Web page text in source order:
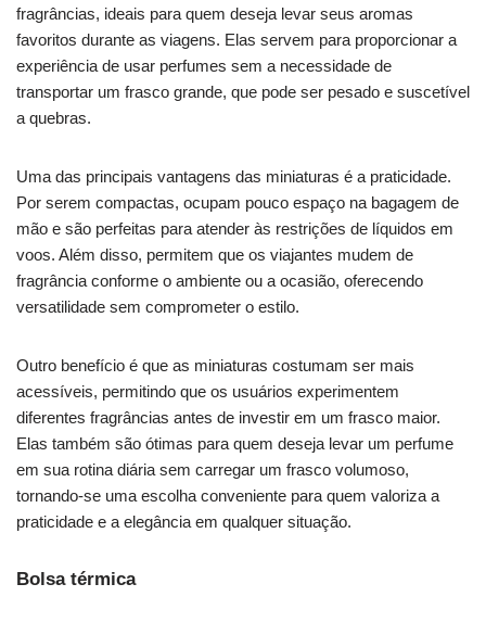
fragrâncias, ideais para quem deseja levar seus aromas
favoritos durante as viagens. Elas servem para proporcionar a
experiência de usar perfumes sem a necessidade de
transportar um frasco grande, que pode ser pesado e suscetível
a quebras.
Uma das principais vantagens das miniaturas é a praticidade.
Por serem compactas, ocupam pouco espaço na bagagem de
mão e são perfeitas para atender às restrições de líquidos em
voos. Além disso, permitem que os viajantes mudem de
fragrância conforme o ambiente ou a ocasião, oferecendo
versatilidade sem comprometer o estilo.
Outro benefício é que as miniaturas costumam ser mais
acessíveis, permitindo que os usuários experimentem
diferentes fragrâncias antes de investir em um frasco maior.
Elas também são ótimas para quem deseja levar um perfume
em sua rotina diária sem carregar um frasco volumoso,
tornando-se uma escolha conveniente para quem valoriza a
praticidade e a elegância em qualquer situação.
Bolsa térmica